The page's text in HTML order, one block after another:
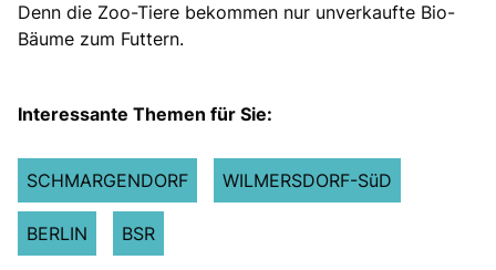
Denn die Zoo-Tiere bekommen nur unverkaufte Bio-
Bäume zum Futtern.
Interessante Themen für Sie:
SCHMARGENDORF WILMERSDORF-SüD
BERLIN BSR